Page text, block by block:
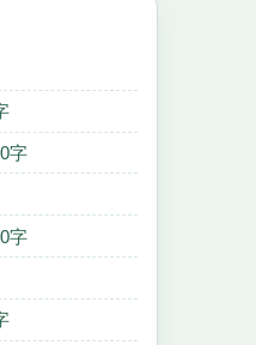
字
字